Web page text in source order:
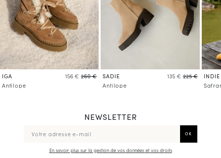
IGA 156 € 260 €
Antilope
SADIE 135 € 225 €
Antilope
INDIE
NEWSLETTER
En savoir plus sur la gestion de vos données et vos droits